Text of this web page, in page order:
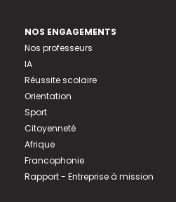
NOS ENGAGEMENTS
Nos professeurs
IA
Réussite scolaire
Orientation
Sport
Citoyenneté
Afrique
Francophonie
Rapport - Entreprise à mission